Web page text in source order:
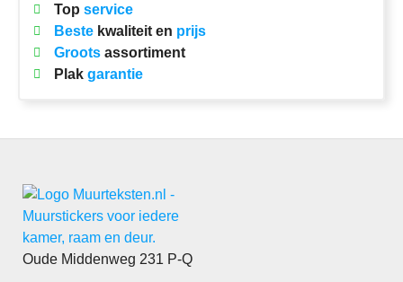
Top service
Bestekwaliteit en prijs
Grootsassortiment
Plak garantie
Oude Middenweg 231 P-Q